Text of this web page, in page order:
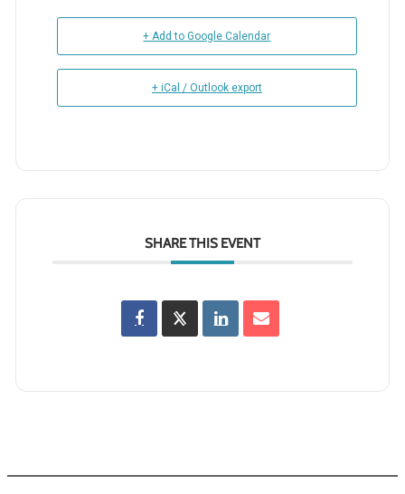
+ Add to Google Calendar
+ iCal / Outlook export
SHARE THIS EVENT